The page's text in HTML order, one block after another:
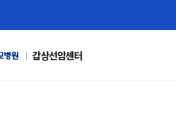
갑상선암센터